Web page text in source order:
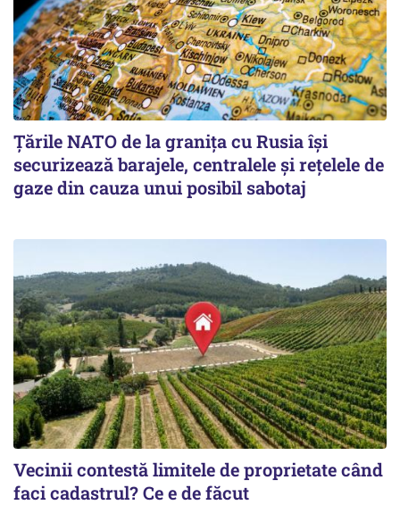
Țările NATO de la granița cu Rusia își
securizează barajele, centralele și rețelele de
gaze din cauza unui posibil sabotaj
Vecinii contestă limitele de proprietate când
faci cadastrul? Ce e de făcut